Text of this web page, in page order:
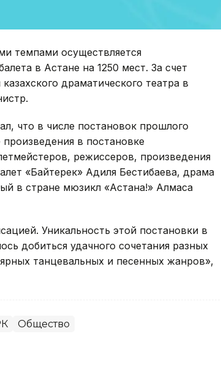
темпами осуществляется
в Астане на 1250 мест. За счет
драматического театра в
что в числе постановок прошлого
в постановке
режиссеров, произведения
«Байтерек» Адиля Бестибаева, драма
в стране мюзикл «Астана!» Алмаса
Уникальность этой постановки в
добиться удачного сочетания разных
танцевальных и песенных жанров»,
Общество